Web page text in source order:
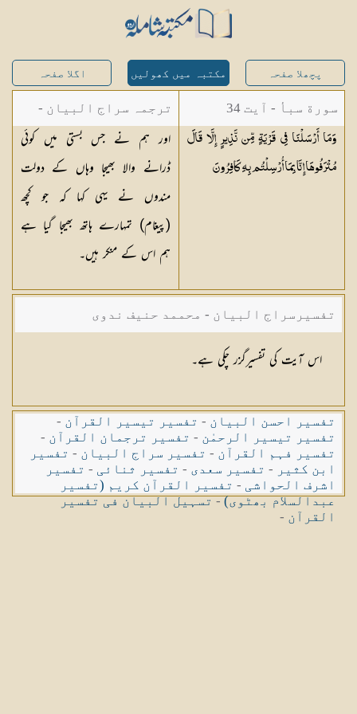
پچھلا صفحہ مکتبہ میں کھولیں اگلا صفحہ
سورة سبأ - آیت 34
وَمَا أَرْسَلْنَا فِي قَرْيَةٍ مِّن نَّذِيرٍ إِلَّا قَالَ
مُتْرَفُوهَا إِنَّا بِمَا أُرْسِلْتُم بِهِكَافِرُونَ
ترجمہ سراج البیان -
مستفاد از ترجمتین
شاہ عبدالقادر دھلوی/
شاہ رفیع الدین دھلوی
اور ہم نے جس بستی میں کوئی
ڈرانے والا بھیجا وہاں کے دولت
مندوں نے یہی کہا کہ جو کچھ
(پیغام) تمہارے ہاتھ بھیجا گیا ہے
ہم اس کے منکر ہیں۔
تفسیرسراج البیان - محممد حنیف ندوی
اس آیت کی تفسیرگزر چکی ہے۔
تفسیر احسن البیان - تفسیر تیسیر القرآن -
تفسیر تیسیر الرحمٰن - تفسیر ترجمان القرآن -
تفسیر فہم القرآن - تفسیر سراج البیان - تفسیر
ابن کثیر - تفسیر سعدی - تفسیر ثنائی - تفسیر
اشرف الحواشی - تفسیر القرآن کریم (تفسیر
عبدالسلام بھٹوی)-تسہیل البیان فی تفسیر
القرآن -